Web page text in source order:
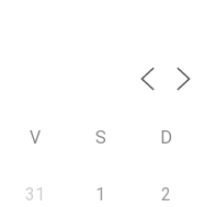
V S D
31 1 2